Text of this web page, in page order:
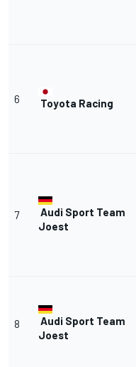
6 Toyota Racing
7
Audi Sport Team
Joest
8
Audi Sport Team
Joest